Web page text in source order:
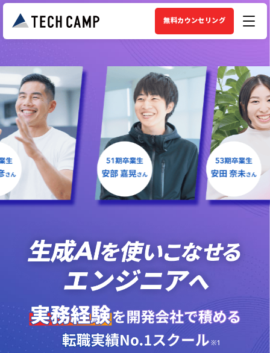
無料カウンセリング